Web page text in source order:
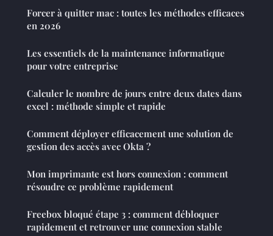
Forcer à quitter mac : toutes les méthodes efficaces
en 2026
Les essentiels de la maintenance informatique
pour votre entreprise
Calculer le nombre de jours entre deux dates dans
excel : méthode simple et rapide
Comment déployer efficacement une solution de
gestion des accès avec Okta ?
Mon imprimante est hors connexion : comment
résoudre ce problème rapidement
Freebox bloqué étape 3 : comment débloquer
rapidement et retrouver une connexion stable